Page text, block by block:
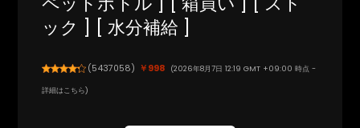
ック ] [ 水分補給 ]
(5437058) ￥998 (2026年8月7日 12:19 GMT +09:00 時点 -
詳細はこちら)